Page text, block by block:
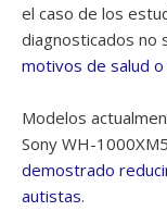
el caso de los
diagnosticados no
motivos de salud
Modelos
Sony WH-
demostrado
autistas.